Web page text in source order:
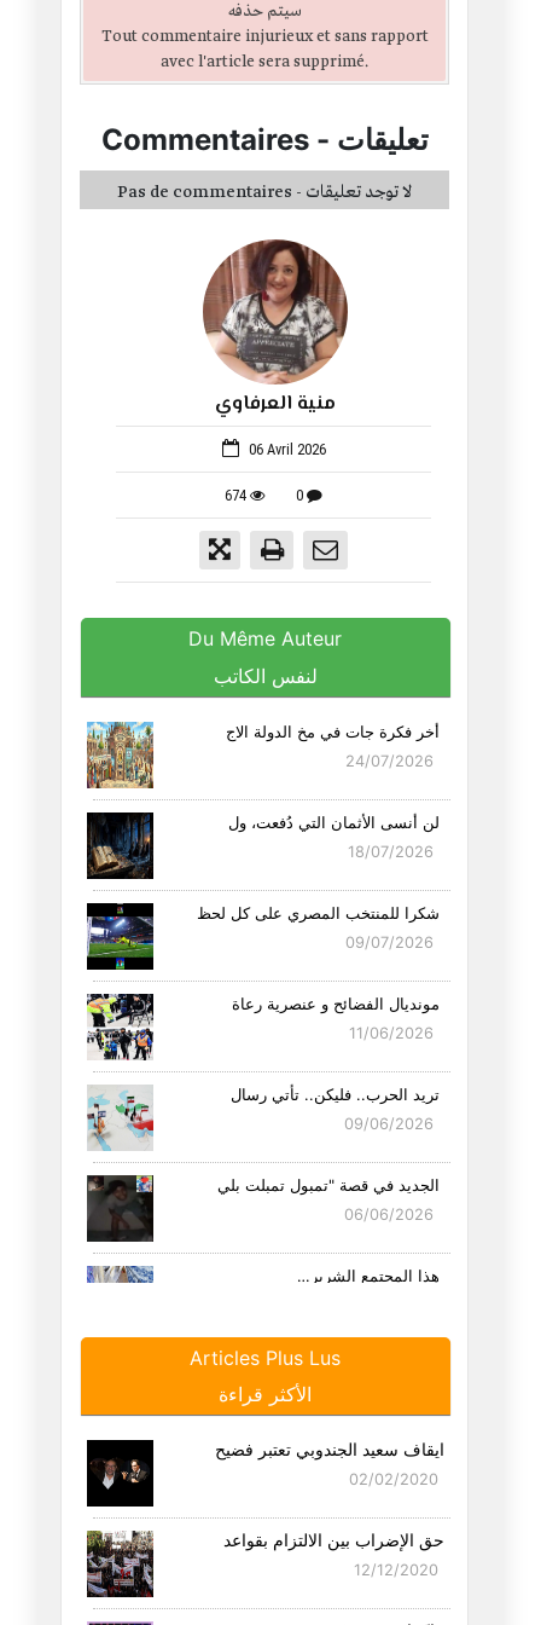
منية العرفاوي
06 Avril 2026
674 0
Du Même Auteur
لنفس الكاتب
أخر فكرة جات في مخ الدولة الاج
24/07/2026
لن أنسى الأثمان التي دُفعت، ول
18/07/2026
شكرا للمنتخب المصري على كل لحظ
09/07/2026
مونديال الفضائح و عنصرية رعاة
11/06/2026
تريد الحرب.. فليكن.. تأتي رسال
09/06/2026
الجديد في قصة "تمبول تمبلت بلي
06/06/2026
هذا المجتمع الشرير…
في حكاية احمد السعيداني.. أو ف
الحق موش فيك يا "مدام" ولا في
23/05/2026
لو خرج كل الشعب التونسي لاستقب
18/05/2026
Articles Plus Lus
الأكثر قراءة
ايقاف سعيد الجندوبي تعتبر فضيح
02/02/2020
حق الإضراب بين الالتزام بقواعد
12/12/2020
سيتم حذفه
Tout commentaire injurieux et sans rapport
avec l'article sera supprimé.
Commentaires- تعليقات
Pas de commentaires - لا توجد تعليقات